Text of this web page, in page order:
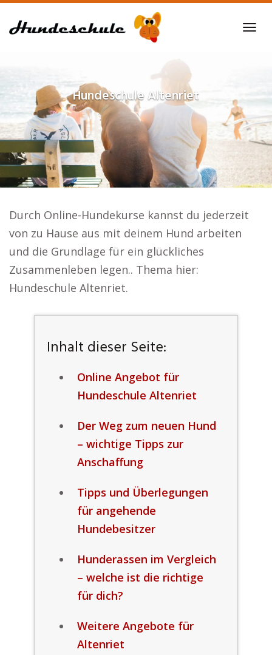
to
HundeschuleAltenriet
Durch Online-Hundekurse kannst du jederzeit
von zu Hause aus mit deinem Hund arbeiten
und die Grundlage für ein glückliches
Zusammenleben legen.. Thema hier:
Hundeschule Altenriet.
Inhalt dieser Seite:
Online Angebot für
Hundeschule Altenriet
Der Weg zum neuen Hund
– wichtige Tipps zur
Anschaffung
Tipps und Überlegungen
für angehende
Hundebesitzer
Hunderassen im Vergleich
– welche ist die richtige
für dich?
Weitere Angebote für
Altenriet